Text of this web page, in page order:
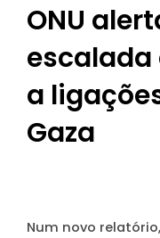
ONU
a
Gaza
Num novo